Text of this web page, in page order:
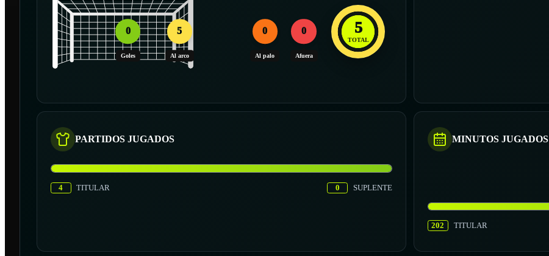
0
Goles
5
Al arco
0
Al palo
0
Afuera
5
TOTAL
PARTIDOS JUGADOS
4 TITULAR 0 SUPLENTE
MINUTOS JUGADOS
202 TITULAR